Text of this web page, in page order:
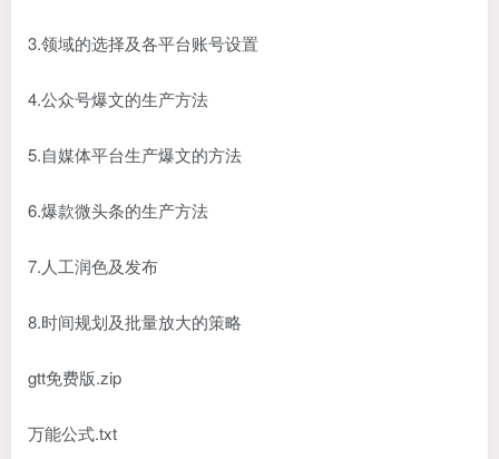
3.领域的选择及各平台账号设置
4.公众号爆文的生产方法
5.自媒体平台生产爆文的方法
6.爆款微头条的生产方法
7.人工润色及发布
8.时间规划及批量放大的策略
gtt免费版.zip
万能公式.txt